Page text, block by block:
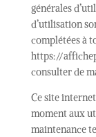
générales
d’utilisation
complétées à
https://
consulter de
Ce site
moment aux
maintenance